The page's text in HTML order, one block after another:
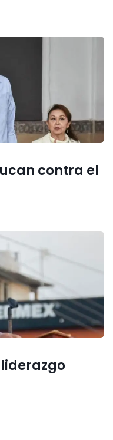
contra el
liderazgo